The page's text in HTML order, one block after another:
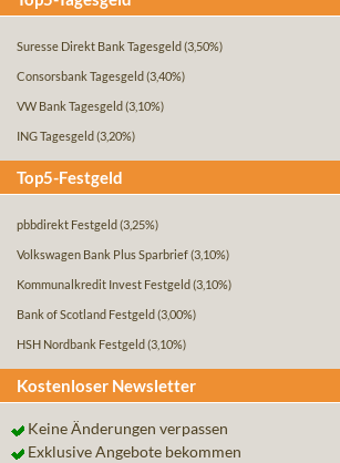
Suresse Direkt Bank Tagesgeld (3,50%)
Consorsbank Tagesgeld (3,40%)
VW Bank Tagesgeld (3,10%)
ING Tagesgeld (3,20%)
Top5-Festgeld
pbbdirekt Festgeld (3,25%)
Volkswagen Bank Plus Sparbrief(3,10%)
Kommunalkredit Invest Festgeld (3,10%)
Bank of Scotland Festgeld (3,00%)
HSH Nordbank Festgeld (3,10%)
Kostenloser Newsletter
Keine Änderungen verpassen
Exklusive Angebote bekommen